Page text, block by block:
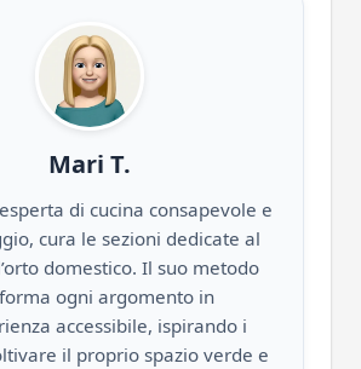
Mari T.
di cucina consapevole e
cura le sezioni dedicate al
domestico. Il suo metodo
ogni argomento in
accessibile, ispirando i
il proprio spazio verde e